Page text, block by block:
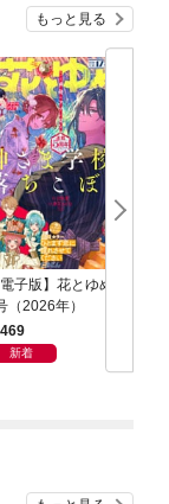
もっと見る
電子版】花とゆめ 1
（2026年）
469
新着